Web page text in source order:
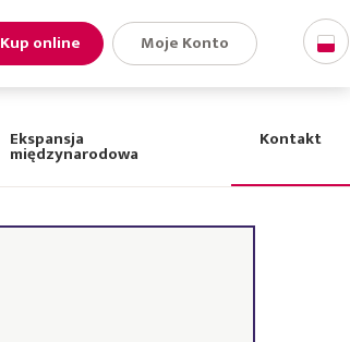
Kup online Moje Konto
Ekspansja
międzynarodowa
Kontakt